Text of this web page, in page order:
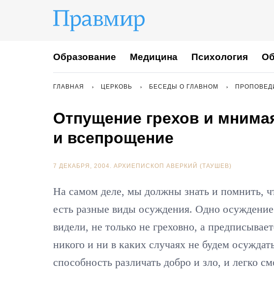
Образование Медицина Психология
ГЛАВНАЯ ЦЕРКОВЬ БЕСЕДЫ О ГЛАВНОМ
Отпущение грехов и
и всепрощение
7 ДЕКАБРЯ, 2004. АРХИЕПИСКОП АВЕРКИЙ (ТАУШЕВ)
На самом деле, мы должны знать и помнить,
есть разные виды осуждения. Одно
видели, не только не греховно, а
никого и ни в каких случаях не будем
способность различать добро и зло, и легко